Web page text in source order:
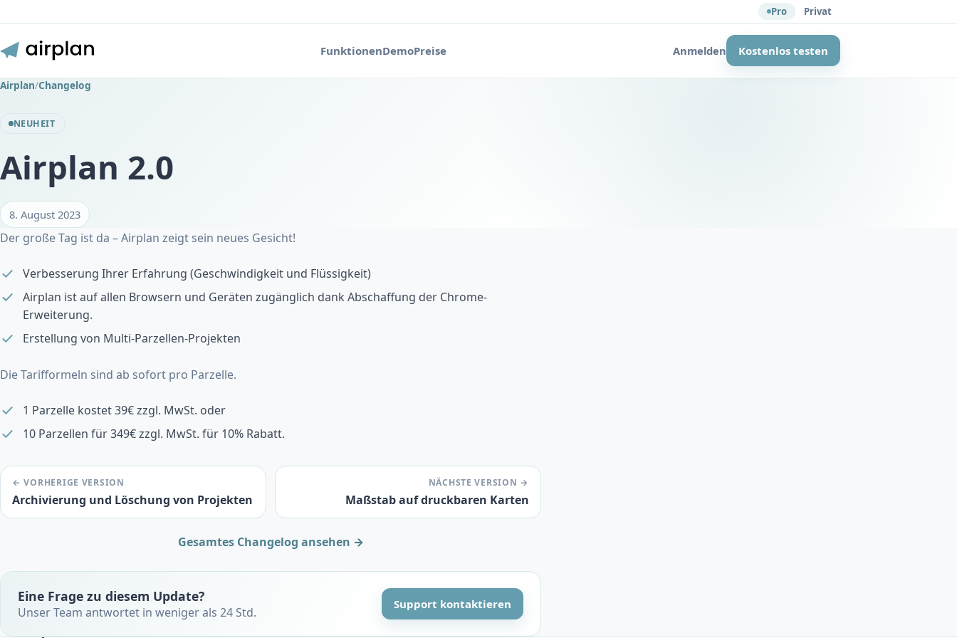
Pro Privat
FunktionenDemoPreise Anmelden Kostenlos testen
Airplan/Changelog
NEUHEIT
Airplan 2.0
8. August 2023
Der große Tag ist da – Airplan zeigt sein neues Gesicht!
Verbesserung Ihrer Erfahrung (Geschwindigkeit und Flüssigkeit)
Airplan ist auf allen Browsern und Geräten zugänglich dank Abschaffung der Chrome-
Erweiterung.
Erstellung von Multi-Parzellen-Projekten
Die Tarifformeln sind ab sofort pro Parzelle.
1 Parzelle kostet 39€ zzgl. MwSt. oder
10 Parzellen für 349€ zzgl. MwSt. für 10% Rabatt.
← VORHERIGE VERSION
Archivierung und Löschung von Projekten
NÄCHSTE VERSION →
Maßstab auf druckbaren Karten
Gesamtes Changelog ansehen →
Eine Frage zu diesem Update?
Unser Team antwortet in weniger als 24 Std.
Support kontaktieren